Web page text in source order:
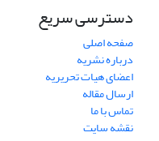
دسترسی سریع
صفحه اصلی
درباره نشریه
اعضای هیات تحریریه
ارسال مقاله
تماس با ما
نقشه سایت